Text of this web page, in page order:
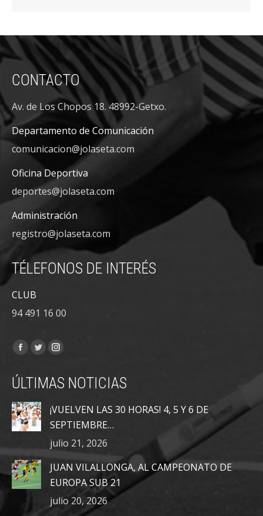
CONTACTO
Av. de Los Chopos 18. 48992-Getxo.
Departamento de Comunicación
comunicacion@jolaseta.com
Oficina Deportiva
deportes@jolaseta.com
Administración
registro@jolaseta.com
TÉLEFONOS DE INTERÉS
CLUB
94 491 16 00
Encuéntranos en:
Facebook
opens
in
new
window
Twitter
opens
in
new
window
Instagram
opens
new
window
ÚLTIMAS NOTICIAS
¡VUELVEN LAS 30 HORAS! 4, 5 Y 6 DE
SEPTIEMBRE…
julio 21, 2026
JUAN VILALLONGA, AL CAMPEONATO DE
EUROPA SUB 21
julio 20, 2026